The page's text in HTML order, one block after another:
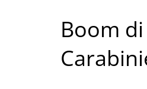
Boom